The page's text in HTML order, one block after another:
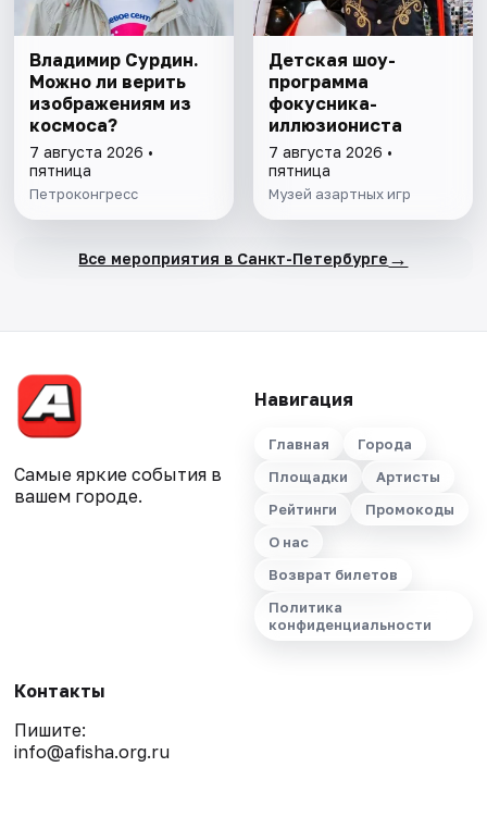
Владимир Сурдин.
Можно ли верить
изображениям из
космоса?
7 августа 2026 •
пятница
Петроконгресс
Детская шоу-
программа
фокусника-
иллюзиониста
7 августа 2026 •
пятница
Музей азартных игр
Все мероприятия в Санкт-Петербурге →
Самые яркие события в
вашем городе.
Навигация
Главная
Города
Площадки
Артисты
Рейтинги
Промокоды
О нас
Возврат билетов
Политика
конфиденциальности
Контакты
Пишите:
info@afisha.org.ru